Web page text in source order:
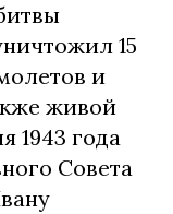
15
и
живой
1943 года
Совета